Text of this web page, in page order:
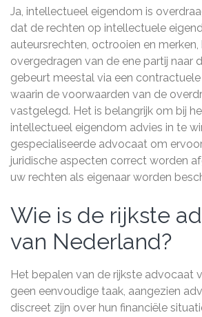
Ja, intellectueel eigendom is
dat de rechten op intellectuele
auteursrechten, octrooien en
overgedragen van de ene partij naar
gebeurt meestal via een
waarin de voorwaarden van de
vastgelegd. Het is belangrijk om bij
intellectueel eigendom advies in te
gespecialiseerde advocaat om
juridische aspecten correct worden
uw rechten als eigenaar worden
Wie is de rijkste
van Nederland?
Het bepalen van de rijkste advocaat
geen eenvoudige taak, aangezien
discreet zijn over hun financiële